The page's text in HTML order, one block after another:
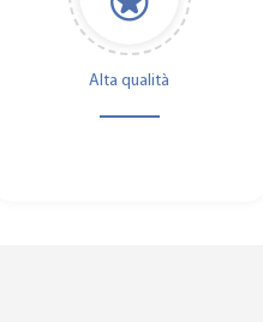
Alta qualità